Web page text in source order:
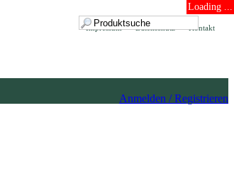
Loading ...
Kontakt
Datenschutz
Impressum
Anmelden / Registrieren